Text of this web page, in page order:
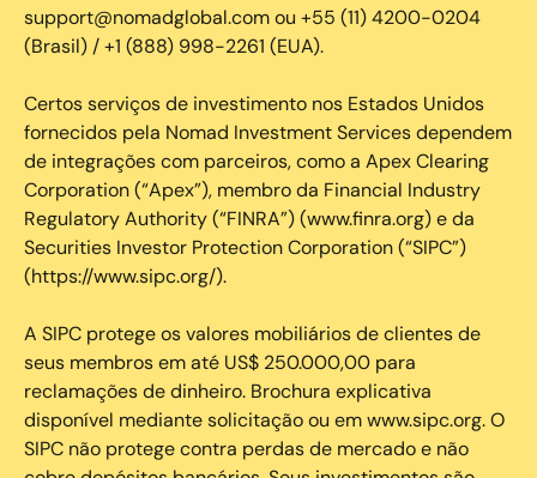
support@nomadglobal.com ou +55 (11) 4200-0204
(Brasil) / +1 (888) 998-2261 (EUA).
Certos serviços de investimento nos Estados Unidos
fornecidos pela Nomad Investment Services dependem
de integrações com parceiros, como a Apex Clearing
Corporation (“Apex”), membro da Financial Industry
Regulatory Authority (“FINRA”) (www.finra.org) e da
Securities Investor Protection Corporation (“SIPC”)
(https://www.sipc.org/).
A SIPC protege os valores mobiliários de clientes de
seus membros em até US$ 250.000,00 para
reclamações de dinheiro. Brochura explicativa
disponível mediante solicitação ou em www.sipc.org. O
SIPC não protege contra perdas de mercado e não